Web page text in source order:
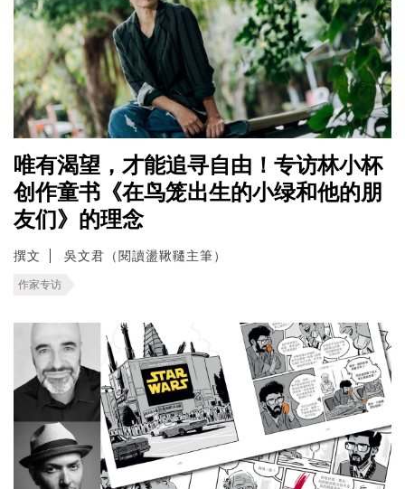
唯有渴望，才能追寻自由！专访林小杯
创作童书《在鸟笼出生的小绿和他的朋
友们》的理念
撰文 吳文君（閱讀盪鞦韆主筆）
作家专访